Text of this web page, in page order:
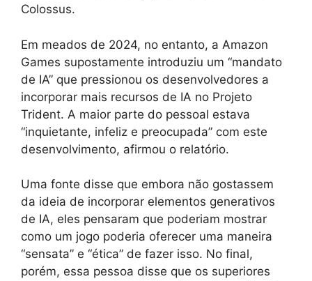
Colossus.
Em meados de 2024, no entanto, a Amazon
Games supostamente introduziu um “mandato
de IA” que pressionou os desenvolvedores a
incorporar mais recursos de IA no Projeto
Trident. A maior parte do pessoal estava
“inquietante, infeliz e preocupada” com este
desenvolvimento, afirmou o relatório.
Uma fonte disse que embora não gostassem
da ideia de incorporar elementos generativos
de IA, eles pensaram que poderiam mostrar
como um jogo poderia oferecer uma maneira
“sensata” e “ética” de fazer isso. No final,
porém, essa pessoa disse que os superiores